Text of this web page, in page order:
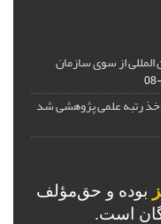
از سوی سازمان
رتبه علمی پژوهشی شد
بوده و حق‌مؤلف
است.